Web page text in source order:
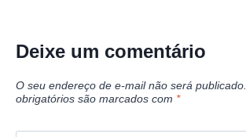
Deixe um comentário
O seu endereço de e-mail não será publicado.
obrigatórios são marcados com *